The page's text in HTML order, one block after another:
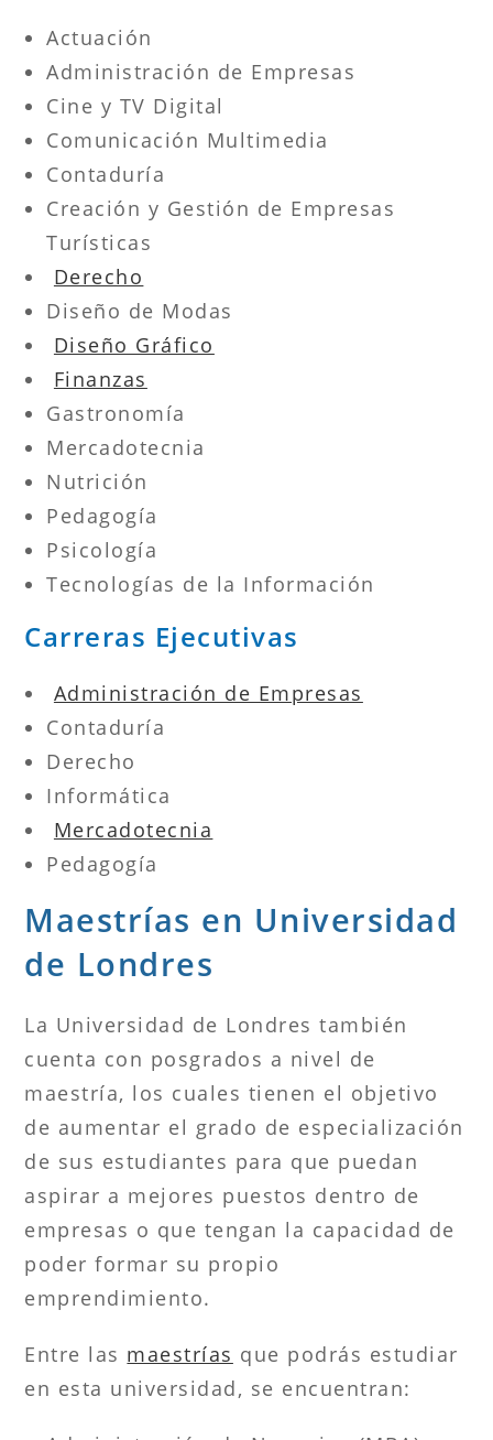
Actuación
Administración de Empresas
Cine y TV Digital
Comunicación Multimedia
Contaduría
Creación y Gestión de Empresas
Turísticas
Derecho
Diseño de Modas
Diseño Gráfico
Finanzas
Gastronomía
Mercadotecnia
Nutrición
Pedagogía
Psicología
Tecnologías de la Información
Carreras Ejecutivas
Administración de Empresas
Contaduría
Derecho
Informática
Mercadotecnia
Pedagogía
Maestrías en Universidad
de Londres
La Universidad de Londres también
cuenta con posgrados a nivel de
maestría, los cuales tienen el objetivo
de aumentar el grado de especialización
de sus estudiantes para que puedan
aspirar a mejores puestos dentro de
empresas o que tengan la capacidad de
poder formar su propio
emprendimiento.
Entre las maestrías que podrás estudiar
en esta universidad, se encuentran: